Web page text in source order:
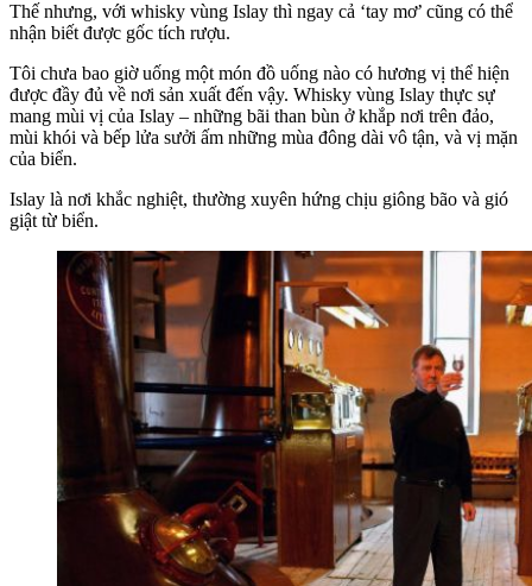
Thế nhưng, với whisky vùng Islay thì ngay cả ‘tay mơ’ cũng có thể
nhận biết được gốc tích rượu.
Tôi chưa bao giờ uống một món đồ uống nào có hương vị thể hiện
được đầy đủ về nơi sản xuất đến vậy. Whisky vùng Islay thực sự
mang mùi vị của Islay – những bãi than bùn ở khắp nơi trên đảo,
mùi khói và bếp lửa sưởi ấm những mùa đông dài vô tận, và vị mặn
của biển.
Islay là nơi khắc nghiệt, thường xuyên hứng chịu giông bão và gió
giật từ biển.